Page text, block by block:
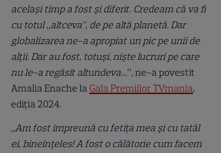
același timp a fost și diferit. Credeam că va fi
cu totul „altceva”, de pe altă planetă. Dar
globalizarea ne-a apropiat un pic pe unii de
alții. Dar au fost, totuși, niște lucruri pe care
nu le-a regăsit altundeva…”, ne-a povestit
Amalia Enache la Gala Premiilor TVmania,
ediția 2024.
„Am fost împreună cu fetița mea și cu tatăl
ei, bineînțeles! A fost o călătorie cum facem